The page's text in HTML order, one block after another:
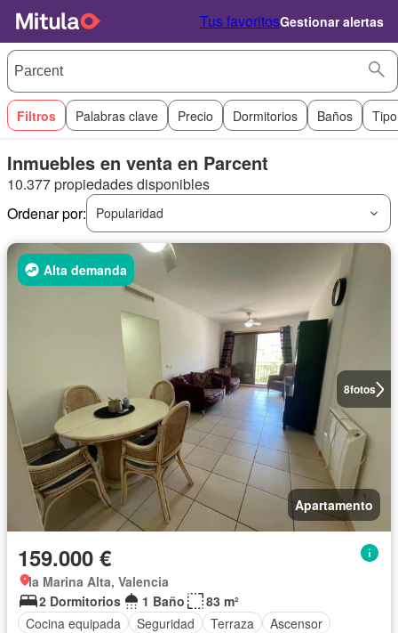
Tus favoritosGestionar alertas
Filtros Palabras clave Precio Dormitorios Baños
Inmuebles en venta en Parcent
10.377 propiedades disponibles
Ordenar por:
Popularidad
8fotos
Alta demanda
Apartamento
159.000 €
la Marina Alta, Valencia
2 Dormitorios
1 Baño
83 m²
Cocina equipada
Seguridad Terraza
Ascensor